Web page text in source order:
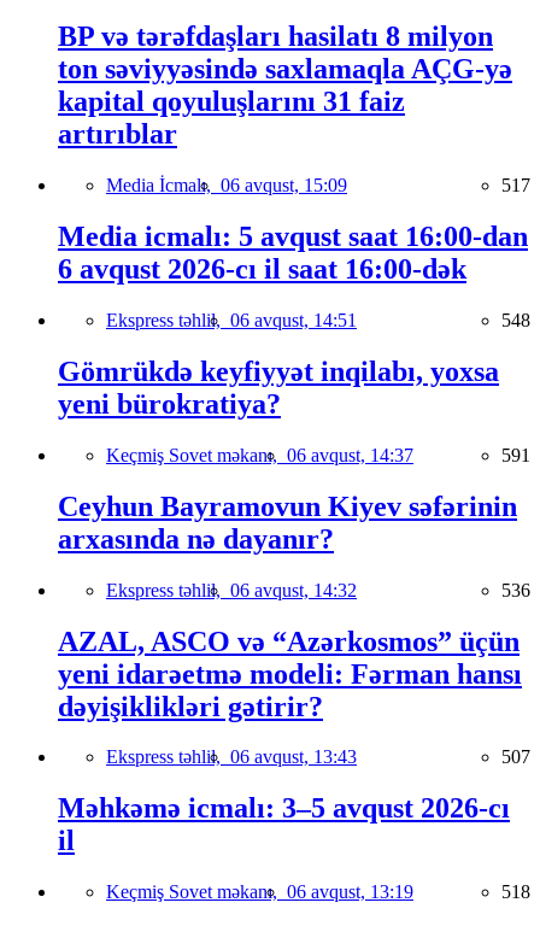
BP və tərəfdaşları hasilatı 8 milyon
ton səviyyəsində saxlamaqla AÇG-yə
kapital qoyuluşlarını 31 faiz
artırıblar
Media İcmalı, 06 avqust, 15:09 517
Media icmalı: 5 avqust saat 16:00-dan
6 avqust 2026-cı il saat 16:00-dək
Ekspress təhlil, 06 avqust, 14:51 548
Gömrükdə keyfiyyət inqilabı, yoxsa
yeni bürokratiya?
Keçmiş Sovet məkanı, 06 avqust, 14:37 591
Ceyhun Bayramovun Kiyev səfərinin
arxasında nə dayanır?
Ekspress təhlil, 06 avqust, 14:32 536
AZAL, ASCO və “Azərkosmos” üçün
yeni idarəetmə modeli: Fərman hansı
dəyişiklikləri gətirir?
Ekspress təhlil, 06 avqust, 13:43 507
Məhkəmə icmalı: 3–5 avqust 2026-cı
il
Keçmiş Sovet məkanı, 06 avqust, 13:19 518